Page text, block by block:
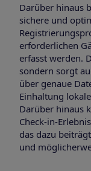
Darüber hinaus
sichere und
erforderlichen
erfasst werden.
sondern sorgt
über genaue
Einhaltung
Darüber hinaus
Check-in-
das dazu
und